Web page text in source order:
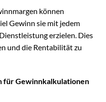
können
Gewinn sie mit jedem
erzielen. Dies
und die Rentabilität zu
für Gewinnkalkulationen